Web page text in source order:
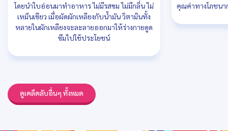
โดยนำใบอ่อนมาทำอาหาร ไม่มีรสขม ไม่มีกลิ่น ไม่
เหม็นเขียว เมื่อผัดผักเหลียงกับน้ำมัน วิตามินทั้ง
หลายในผักเหลียงจะละลายออกมาให้ร่างกายดูด
ซึมไปใช้ประโยชน์
คุณค่าทางโภชนา
ดูเคล็ดลับอื่นๆ ทั้งหมด